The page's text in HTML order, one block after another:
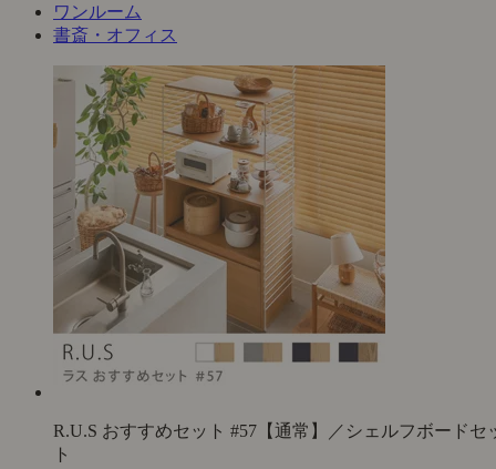
ワンルーム
書斎・オフィス
R.U.S おすすめセット #57【通常】／シェルフボードセ
ト